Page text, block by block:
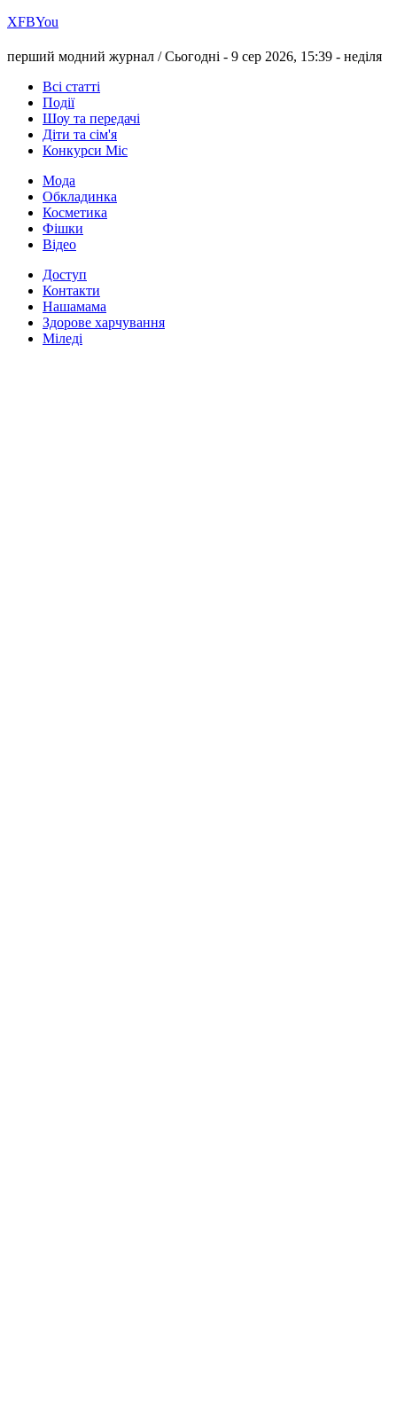
ХFBYou
перший модний журнал /Сьогодні - 9 сер 2026, 15:39 - неділя
Всі статті
Події
Шоу та передачі
Діти та сім'я
Конкурси Міс
Мода
Обкладинка
Косметика
Фішки
Відео
Доступ
Контакти
Нашамама
Здорове харчування
Міледі